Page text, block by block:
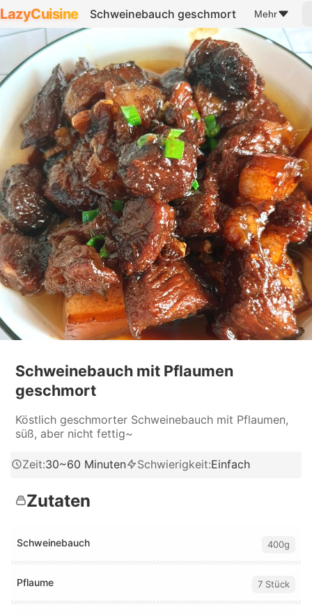
LazyCuisine Schweinebauch geschmort Mehr
Schweinebauch mit Pflaumen
geschmort
Köstlich geschmorter Schweinebauch mit Pflaumen,
süß, aber nicht fettig~
Zeit:30~60 Minuten Schwierigkeit:Einfach
Zutaten
Schweinebauch 400g
Pflaume 7 Stück